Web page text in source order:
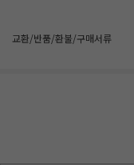
교환/반품/환불/구매서류